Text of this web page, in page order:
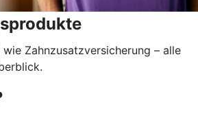
Zahnzusatzversicherung – alle